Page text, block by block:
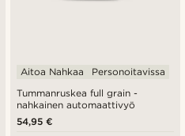
Tummanruskea full grain -
nahkainen automaattivyö
Aitoa Nahkaa Personoitavissa
54,95 €